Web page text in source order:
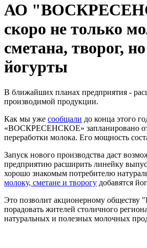
АО
скоро не только
сметана, творог,
йогурты
В ближайших планах предприятия -
производимой продукции.
Как мы уже сообщали до конца этого
«ВОСКРЕСЕНСКОЕ» запланировано
переработки молока. Его мощность
Запуск нового производства даст
предприятию расширить линейку
хорошо знакомым потребителю
молоку, сметане и творогу добавятся
Это позволит акционерному
порадовать жителей столичного
натуральных и полезных молочных